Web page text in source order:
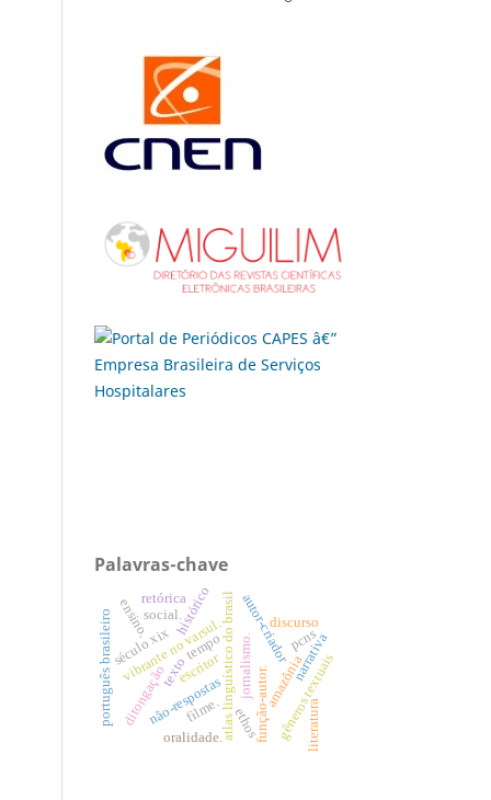
Palavras-chave
atlas linguístico do brasil
não-respostas
vibrante no varsul. autor-criador
escritor função-autor.amazônia
discurso
jornalismo.
texto
histórico
social.
tempo narrativa
filme. gêneros textuais
oralidade.
ditongação
século xix
português brasileiro literatura
ensino.retórica
ethos
pcns